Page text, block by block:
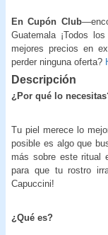
En Cupón Club
Guatemala ¡Todos
mejores precios en
perder ninguna oferta?
Descripción
¿Por qué lo
Tu piel merece lo
posible es algo que
más sobre este ritual
para que tu rostro
Capuccini!
¿Qué es?